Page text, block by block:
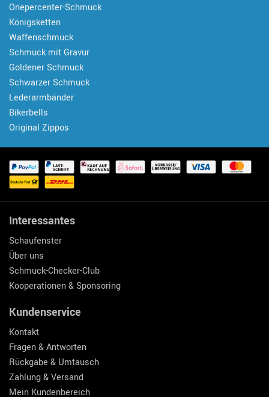
Onepercenter-Schmuck
Königsketten
Waffenschmuck
Schmuck mit Gravur
Goldener Schmuck
Schwarzer Schmuck
Lederarmbänder
Bikerbells
Original Zippos
Interessantes
Schaufenster
Über uns
Schmuck-Checker-Club
Kooperationen & Sponsoring
Kundenservice
Kontakt
Fragen & Antworten
Rückgabe & Umtausch
Zahlung & Versand
Mein Kundenbereich